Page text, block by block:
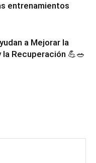
entrenamientos
a Mejorar la
la Recuperación 💪🥗